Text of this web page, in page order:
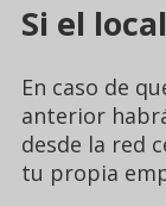
Si el
En caso de
anterior
desde la red
tu propia